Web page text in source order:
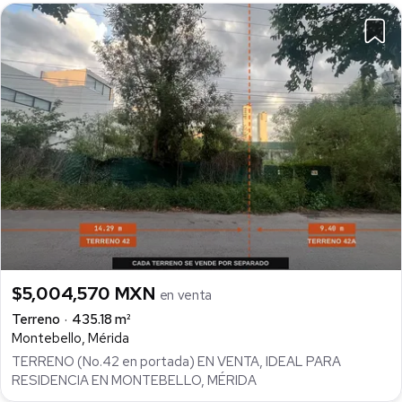
$5,004,570 MXN en venta
Terreno
435.18 m²
Montebello, Mérida
TERRENO (No.42 en portada) EN VENTA, IDEAL PARA
RESIDENCIA EN MONTEBELLO, MÉRIDA